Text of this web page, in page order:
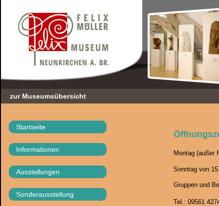
zur Museumsübersicht
Startseite
Informationen
Ausstellungen
Sonderausstellung
Montag (außer
Sonntag von
Gruppen und
Tel.: 09561